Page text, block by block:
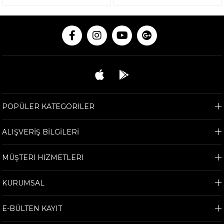
POPÜLER KATEGORİLER
ALIŞVERİŞ BİLGİLERİ
MÜŞTERİ HİZMETLERİ
KURUMSAL
E-BÜLTEN KAYIT